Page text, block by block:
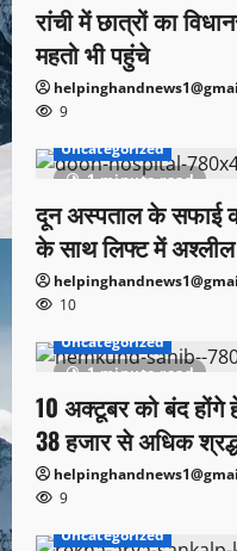
रांची में छात्रों का
महतो भी पहुंचे
9
1 minute read
Uncategorized
दून अस्पताल के सफाई
के साथ लिफ्ट में
10
1 minute read
Uncategorized
10 अक्टूबर को बंद
38 हजार से अधिक
9
Uncategorized